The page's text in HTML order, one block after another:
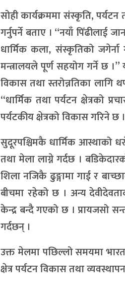
सोही कार्यक्रममा संस्कृति,
गर्नुपर्ने बताए । “नयाँ पिँढीलाई
धार्मिक कला, संस्कृतिको
मन्त्रालयले पूर्ण सहयोग गर्ने छ ।”
विकास तथा स्तरोन्नतिका
“धार्मिक तथा पर्यटन क्षेत्रको
पर्यटकीय क्षेत्रको विकास गरिने छ
सुदूरपश्चिमकै धार्मिक आस्थाको
तथा मेला लाग्ने गर्दछ ।
शिला नजिकै ढुङ्गामा गाई र
बीचमा रहेको छ । अन्य
केन्द्र बन्दै गएको छ । प्रायजसो
गर्दछन् ।
उक्त मेलमा पछिल्लो समयमा
क्षेत्र पर्यटन विकास तथा